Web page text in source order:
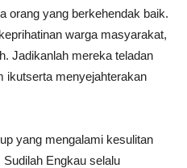
orang yang berkehendak baik.
warga masyarakat,
Jadikanlah mereka teladan
ikutserta menyejahterakan
yang mengalami kesulitan
Engkau selalu